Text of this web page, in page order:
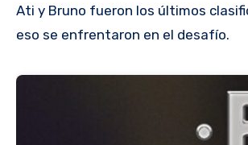
Ati y Bruno fueron los últimos
eso se enfrentaron en el desafío.